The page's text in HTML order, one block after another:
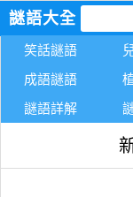
謎語大全
笑話謎語
成語謎語
謎語詳解